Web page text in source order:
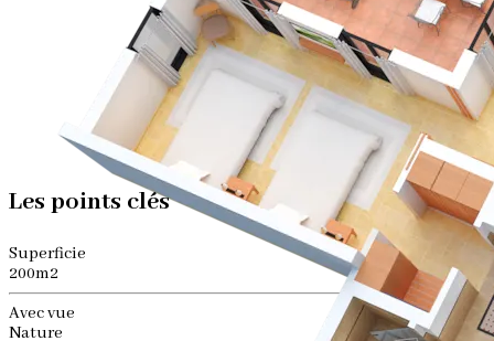
Les points clés
Superficie
200m2
Avec vue
Nature